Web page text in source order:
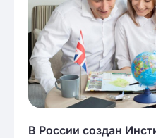
В России создан